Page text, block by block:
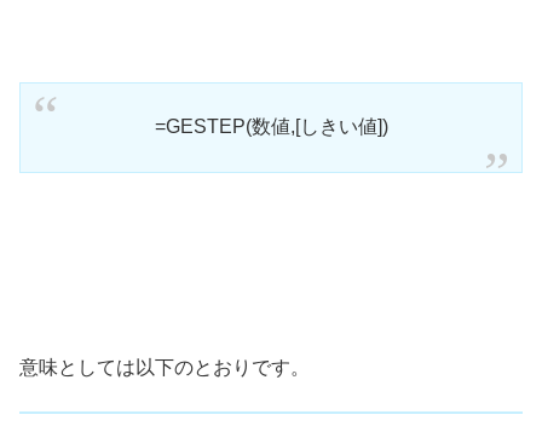
=GESTEP(数値,[しきい値])
意味としては以下のとおりです。